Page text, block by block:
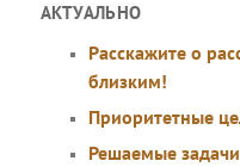
АКТУАЛЬНО
Расскажите о
близким!
Приоритетные
Решаемые задачи